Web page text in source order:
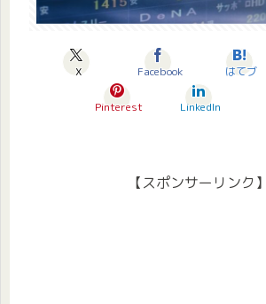
X Facebook はてブ
Pinterest LinkedIn
【スポンサーリンク】